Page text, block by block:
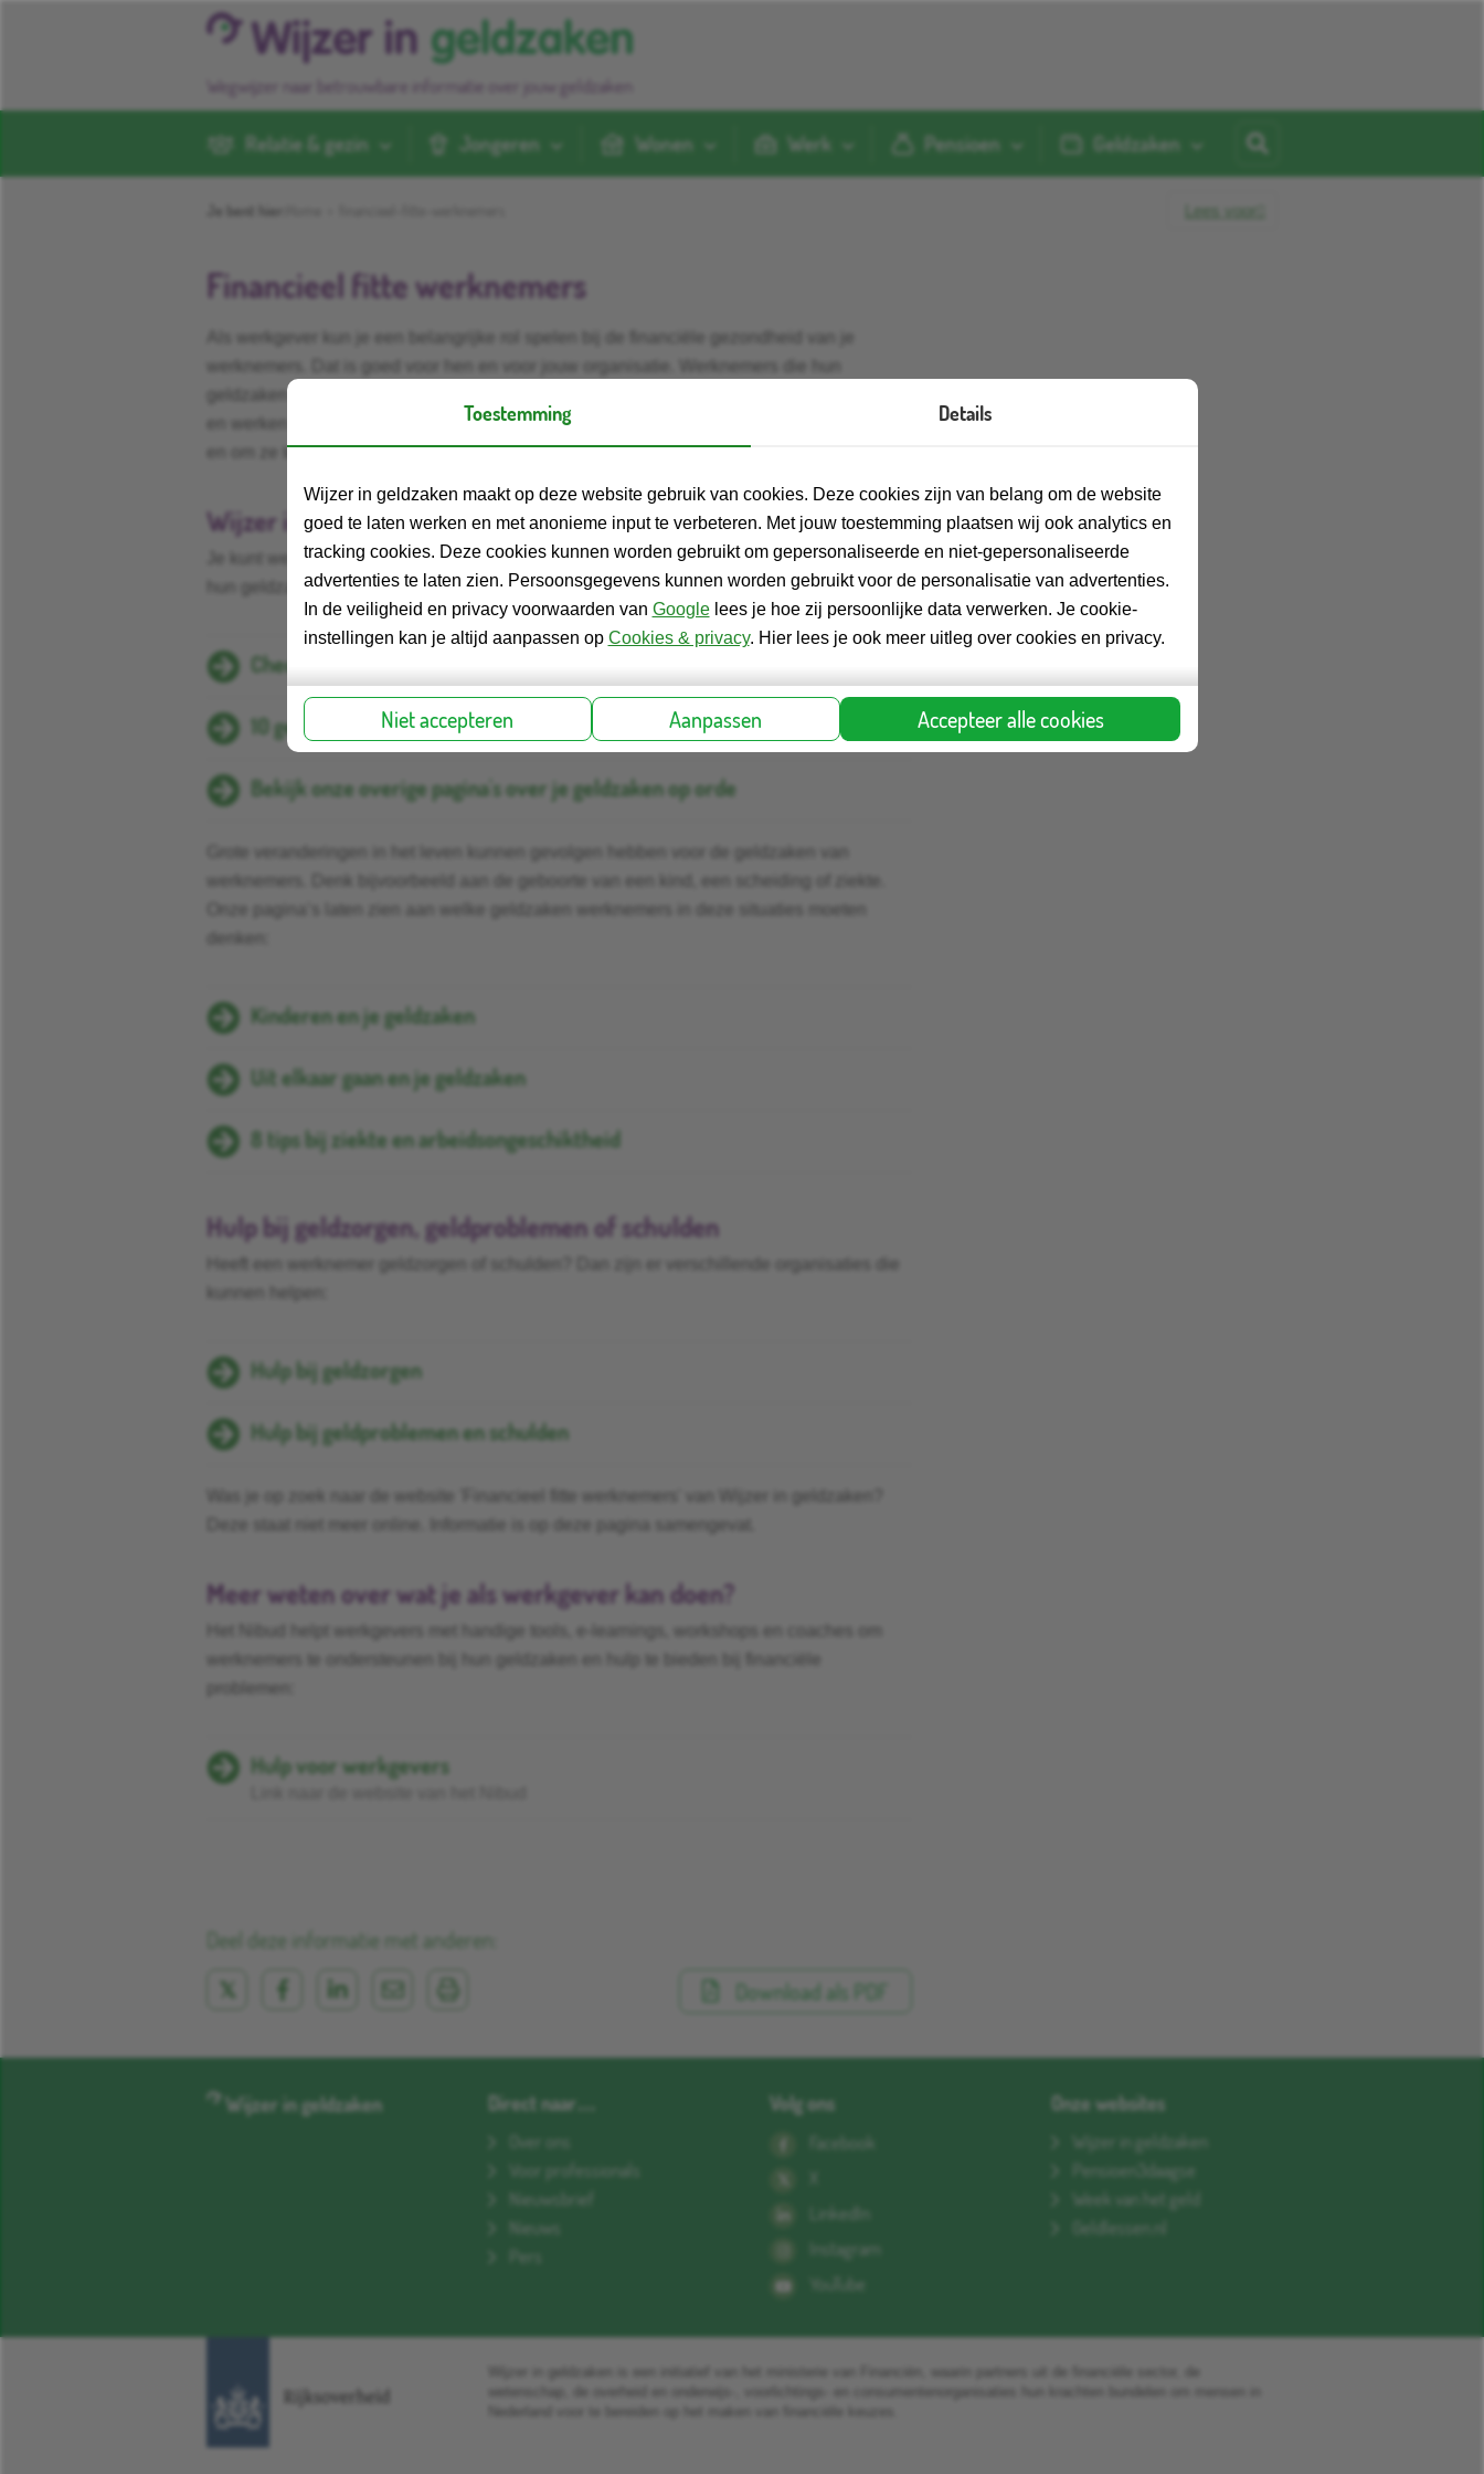
Wegwijzer naar betrouwbare informatie over jouw geldzaken
Relatie & gezin Jongeren Wonen Werk Pensioen Geldzaken
Je bent hier: Lees voor
Financieel fitte werknemers
werknemers. Dat is goed voor hen en voor jouw organisatie. Werknemers die hun
geldzaken op orde hebben, ervaren vaak minder stress, kunnen zich beter concentreren
en werken productiever. Wij helpen je om werknemers te ondersteunen bij hun geldzaken
en om ze te verwijzen naar betrouwbare informatie en hulp.
Wijzer in geldzaken als betrouwbare wegwijzer
Je kunt werknemers wijzen op onze pagina's over het op orde brengen en houden van
hun geldzaken:
Checklist geldzaken op orde
10 geldtips
Bekijk onze overige pagina's over je geldzaken op orde
werknemers. Denk bijvoorbeeld aan de geboorte van een kind, een scheiding of ziekte.
Onze pagina’s laten zien aan welke geldzaken werknemers in deze situaties moeten
Kinderen en je geldzaken
Uit elkaar gaan en je geldzaken
8 tips bij ziekte en arbeidsongeschiktheid
Hulp bij geldzorgen, geldproblemen of schulden
Heeft een werknemer geldzorgen of schulden? Dan zijn er verschillende organisaties die
Hulp bij geldzorgen
Hulp bij geldproblemen en schulden
Was je op zoek naar de website 'Financieel fitte werknemers' van Wijzer in geldzaken?
Deze staat niet meer online. Informatie is op deze pagina samengevat.
Meer weten over wat je als werkgever kan doen?
Het Nibud helpt werkgevers met handige tools, e-learnings, workshops en coaches om
werknemers te ondersteunen bij hun geldzaken en hulp te bieden bij financiële
problemen:
Hulp voor werkgevers
Deel deze informatie met anderen:
Download als PDF
Wijzer in geldzaken Direct naar…
Over ons
Voor professionals
Nieuwsbrief
Nieuws
Pers
Volg ons
Facebook
LinkedIn
Instagram
YouTube
Onze websites
Wijzer in geldzaken
Pensioen3daagse
Week van het geld
Geldlessen.nl
Toestemming Details
Wijzer in geldzaken maakt op deze website gebruik van cookies. Deze cookies zijn van belang om de website
goed te laten werken en met anonieme input te verbeteren. Met jouw toestemming plaatsen wij ook analytics en
tracking cookies. Deze cookies kunnen worden gebruikt om gepersonaliseerde en niet-gepersonaliseerde
advertenties te laten zien. Persoonsgegevens kunnen worden gebruikt voor de personalisatie van advertenties.
In de veiligheid en privacy voorwaarden van Googlelees je hoe zij persoonlijke data verwerken. Je cookie-
instellingen kan je altijd aanpassen op Cookies & privacy. Hier lees je ook meer uitleg over cookies en privacy.
Niet accepteren Aanpassen Accepteer alle cookies